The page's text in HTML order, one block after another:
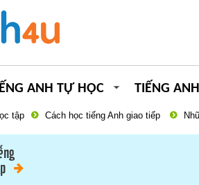
ANH TỰ HỌC TIẾNG
tập Cách học tiếng Anh giao tiếp